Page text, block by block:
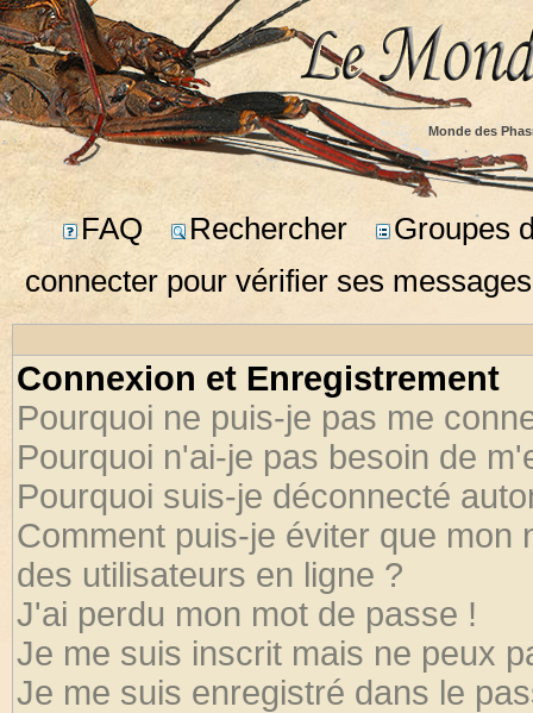
Monde des
FAQ Rechercher
Groupes
connecter pour vérifier ses
Connexion et Enregistrement
Pourquoi ne puis-je pas me
Pourquoi n'ai-je pas besoin de
Pourquoi suis-je déconnecté
Comment puis-je éviter que mon
des utilisateurs en ligne ?
J'ai perdu mon mot de passe !
Je me suis inscrit mais ne peux
Je me suis enregistré dans le